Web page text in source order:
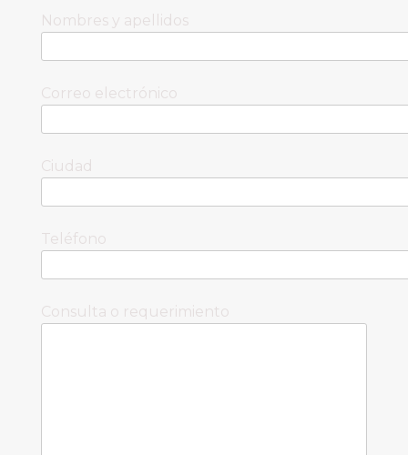
Nombres y apellidos
Correo electrónico
Ciudad
Teléfono
Consulta o requerimiento